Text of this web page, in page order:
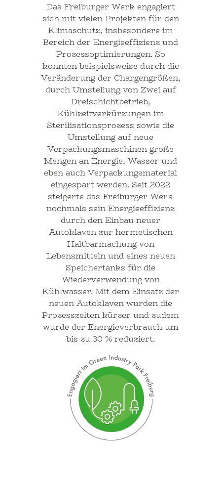
Das Freiburger Werk engagiert
sich mit vielen Projekten für den
Klimaschutz, insbesondere im
Bereich der Energieeffizienz und
Prozessoptimierungen. So
konnten beispielsweise durch die
Veränderung der Chargengrößen,
durch Umstellung von Zwei auf
Dreischichtbetrieb,
Kühlzeitverkürzungen im
Sterilisationsprozess sowie die
Umstellung auf neue
Verpackungsmaschinen große
Mengen an Energie, Wasser und
eben auch Verpackungsmaterial
eingespart werden. Seit 2022
steigerte das Freiburger Werk
nochmals sein Energieeffizienz
durch den Einbau neuer
Autoklaven zur hermetischen
Haltbarmachung von
Lebensmitteln und eines neuen
Speichertanks für die
Wiederverwendung von
Kühlwasser. Mit dem Einsatz der
neuen Autoklaven wurden die
Prozesszeiten kürzer und zudem
wurde der Energieverbrauch um
bis zu 30 % reduziert.